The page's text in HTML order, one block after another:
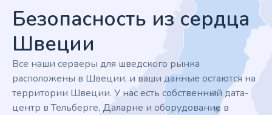
Безопасность из сердца
Швеции
Все наши серверы для шведского рынка
расположены в Швеции, и ваши данные остаются на
территории Швеции. У нас есть собственный дата-
центр в Тельберге, Даларне и оборудование в